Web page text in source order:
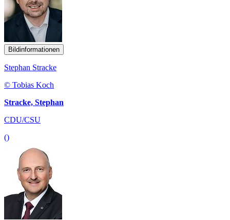
Bildinformationen
Stephan Stracke
© Tobias Koch
Stracke, Stephan
CDU/CSU
()